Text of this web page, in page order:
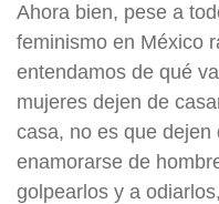
Ahora bien, pese a
feminismo en México
entendamos de qué
mujeres dejen de
casa, no es que dejen
enamorarse de
golpearlos y a